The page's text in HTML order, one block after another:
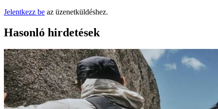
Jelentkezz be az üzenetküldéshez.
Hasonló hirdetések